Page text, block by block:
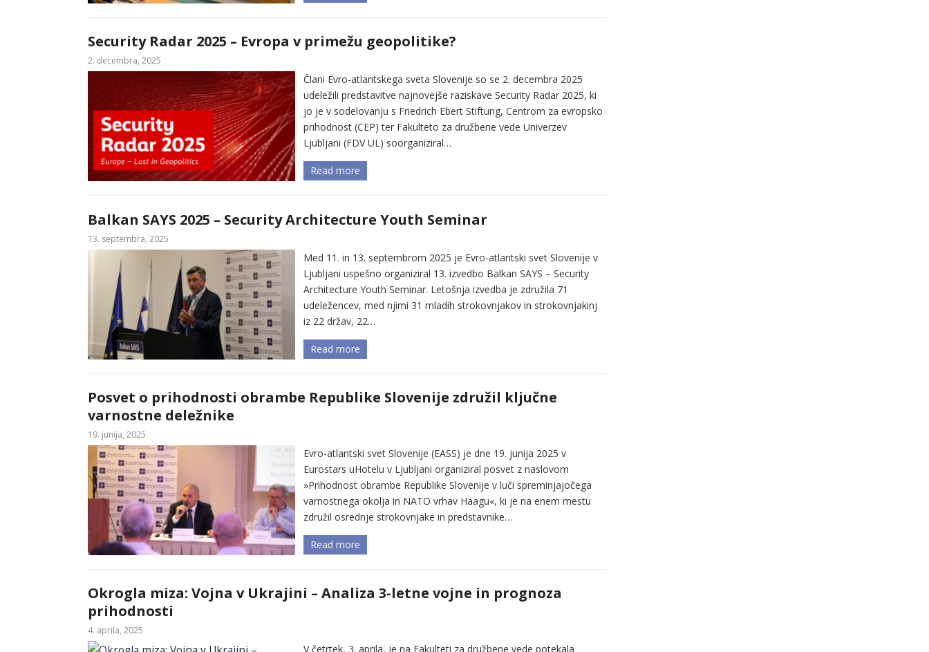
Security Radar 2025 – Evropa v primežu geopolitike?
2. decembra, 2025
Člani Evro-atlantskega sveta Slovenije so se 2. decembra 2025
udeležili predstavitve najnovejše raziskave Security Radar 2025, ki
jo je v sodelovanju s Friedrich Ebert Stiftung, Centrom za evropsko
prihodnost (CEP) ter Fakulteto za družbene vede Univerzev
Ljubljani (FDV UL) soorganiziral…
Read more
Balkan SAYS 2025 – Security Architecture Youth Seminar
13. septembra, 2025
Med 11. in 13. septembrom 2025 je Evro-atlantski svet Slovenije v
Ljubljani uspešno organiziral 13. izvedbo Balkan SAYS – Security
Architecture Youth Seminar. Letošnja izvedba je združila 71
udeležencev, med njimi 31 mladih strokovnjakov in strokovnjakinj
iz 22 držav, 22…
Read more
Posvet o prihodnosti obrambe Republike Slovenije združil ključne
varnostne deležnike
19. junija, 2025
Evro-atlantski svet Slovenije (EASS) je dne 19. junija 2025 v
Eurostars uHotelu v Ljubljani organiziral posvet z naslovom
»Prihodnost obrambe Republike Slovenije v luči spreminjajočega
varnostnega okolja in NATO vrhav Haagu«, ki je na enem mestu
združil osrednje strokovnjake in predstavnike…
Read more
Okrogla miza: Vojna v Ukrajini – Analiza 3-letne vojne in prognoza
prihodnosti
4. aprila, 2025
V četrtek, 3. aprila, je na Fakulteti za družbene vede potekala